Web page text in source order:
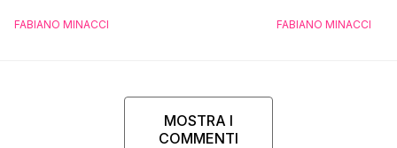
FABIANO MINACCI
l’esclusiva di
FABIANO MINACCI
MOSTRA I
COMMENTI